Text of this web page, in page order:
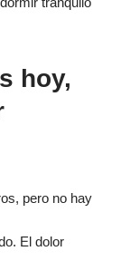
hoy,
pero no hay
El dolor